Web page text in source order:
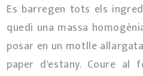
Es barregen tots els
quedi una massa
posar en un motlle
paper d'estany. Coure